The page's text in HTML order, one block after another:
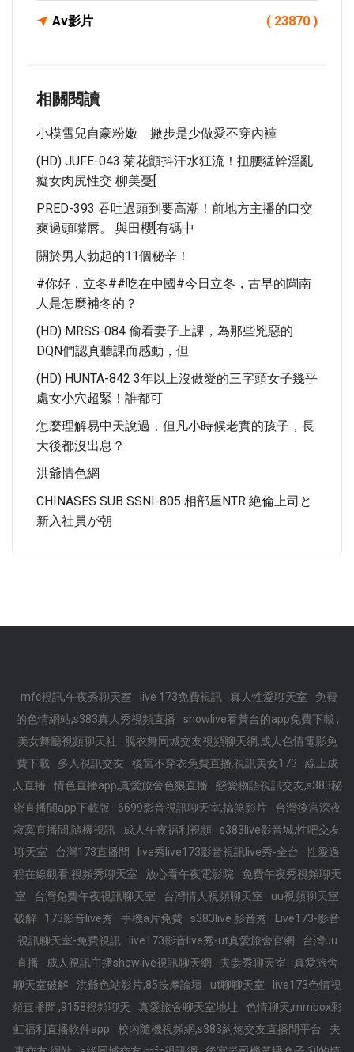
Av影片 ( 23870 )
相關閱讀
小模雪兒自豪粉嫩 撇步是少做愛不穿內褲
(HD) JUFE-043 菊花顫抖汗水狂流！扭腰猛幹淫亂
癡女肉尻性交 柳美憂[
PRED-393 吞吐過頭到要高潮！前地方主播的口交
爽過頭嘴唇。 與田櫻[有碼中
關於男人勃起的11個秘辛！
#你好，立冬##吃在中國#今日立冬，古早的閩南
人是怎麼補冬的？
(HD) MRSS-084 偷看妻子上課，為那些兇惡的
DQN們認真聽課而感動，但
(HD) HUNTA-842 3年以上沒做愛的三字頭女子幾乎
處女小穴超緊！誰都可
怎麼理解易中天說過，但凡小時候老實的孩子，長
大後都沒出息？
洪爺情色網
CHINASES SUB SSNI-805 相部屋NTR 絶倫上司と
新入社員が朝
mfc視訊,午夜秀聊天室 live 173免費視訊 真人性愛聊天室
免費
的色情網站,s383真人秀視頻直播
showlive看黃台的app免費下載 ,
美女舞廳視頻聊天社
脫衣舞同城交友視頻聊天網,成人色情電影免
費下載
多人視訊交友 後宮不穿衣免費直播,視訊美女173
線上成
人直播
情色直播app,真愛旅舍色狼直播
戀愛物語視訊交友,s383秘
密直播間app下載版
6699影音視訊聊天室,搞笑影片
台灣後宮深夜
寂寞直播間,隨機視訊
成人午夜福利視頻
s383live影音城,性吧交友
聊天室
台灣173直播間 live秀live173影音視訊live秀-全台
性愛過
程在線觀看,視頻秀聊天室
放心看午夜電影院
免費午夜秀視頻聊天
室
台灣免費午夜視訊聊天室 台灣情人視頻聊天室
uu視頻聊天室
破解
173影音live秀 手機a片免費 s383live 影音秀
Live173-影音
視訊聊天室-免費視訊
live173影音live秀-ut真愛旅舍官網
台灣uu
直播
成人視訊主播showlive視訊聊天網 夫妻秀聊天室
真愛旅舍
聊天室破解
洪爺色站影片,85按摩論壇 ut聊聊天室
live173色情視
頻直播間 ,9158視頻聊天
真愛旅舍聊天室地址
色情聊天,mmbox彩
虹福利直播軟件app
校內隨機視頻網,s383約炮交友直播間平台
夫